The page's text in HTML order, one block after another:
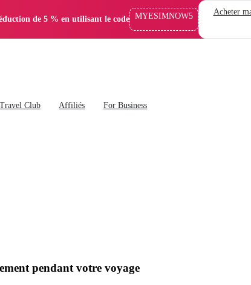
de 5 % en utilisant le code MYESIMNOW5 Acheter
Travel Club Affiliés For Business
pendant votre voyage